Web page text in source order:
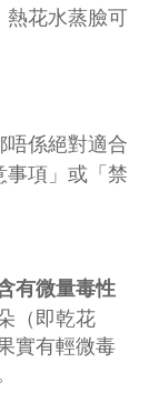
熱花水蒸臉可
係絕對適合
項」或「禁
有微量毒性
（即乾花
實有輕微毒